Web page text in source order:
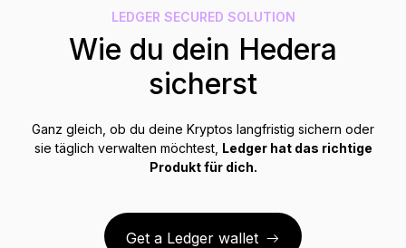
LEDGER SECURED SOLUTION
Wie du dein Hedera
sicherst
Ganz gleich, ob du deine Kryptos langfristig sichern oder
sie täglich verwalten möchtest, Ledger hat das richtige
Produkt für dich.
Get a Ledger wallet